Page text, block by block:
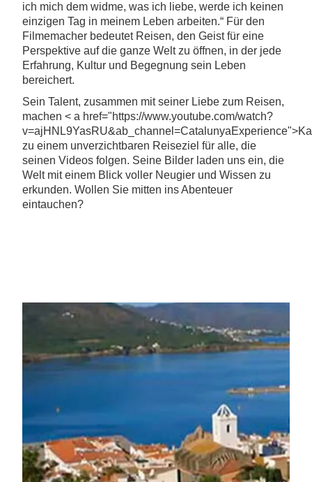
ich mich dem widme, was ich liebe, werde ich keinen
einzigen Tag in meinem Leben arbeiten.“ Für den
Filmemacher bedeutet Reisen, den Geist für eine
Perspektive auf die ganze Welt zu öffnen, in der jede
Erfahrung, Kultur und Begegnung sein Leben
bereichert.
Sein Talent, zusammen mit seiner Liebe zum Reisen,
machen < a href="https://www.youtube.com/watch?
zu einem unverzichtbaren Reiseziel für alle, die
seinen Videos folgen. Seine Bilder laden uns ein, die
Welt mit einem Blick voller Neugier und Wissen zu
erkunden. Wollen Sie mitten ins Abenteuer
eintauchen?